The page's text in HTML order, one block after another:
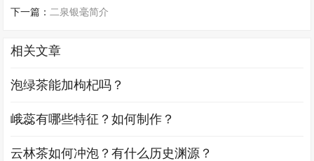
下一篇： 二泉银毫简介
相关文章
泡绿茶能加枸杞吗？
峨蕊有哪些特征？如何制作？
云林茶如何冲泡？有什么历史渊源？